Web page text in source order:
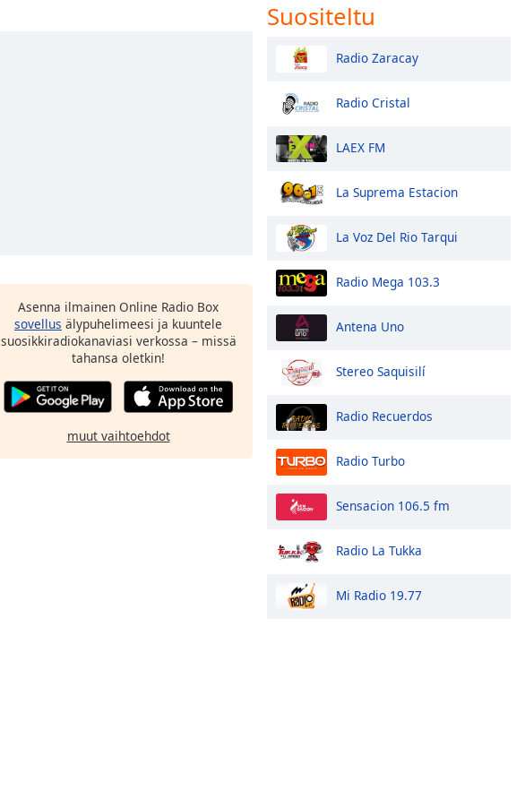
Asenna ilmainen Online Radio Box
sovellus älypuhelimeesi ja kuuntele
suosikkiradiokanaviasi verkossa – missä
tahansa oletkin!
muut vaihtoehdot
Suositeltu
Radio Zaracay
Radio Cristal
LAEX FM
La Suprema Estacion
La Voz Del Rio Tarqui
Radio Mega 103.3
Antena Uno
Stereo Saquisilí
Radio Recuerdos
Radio Turbo
Sensacion 106.5 fm
Radio La Tukka
Mi Radio 19.77